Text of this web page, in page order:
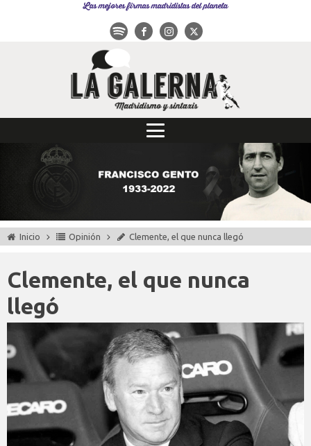
Las mejores firmas madridistas del planeta
Inicio Opinión Clemente, el que nunca llegó
Clemente, el que nunca
llegó